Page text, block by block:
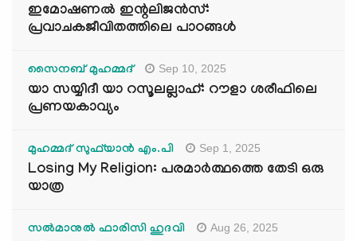
ഇമോഷണൽ ഇന്റലിജൻസ്:
പ്രവാചകജീവിതത്തിലെ പാഠങ്ങൾ
സൈനബ് മുഹമ്മദ് Sep 10, 2025
യാ സയ്യിദീ യാ റസൂലല്ലാഹ്: റൗളാ ശരീഫിലെ
പ്രണയകാവ്യം
മുഹമ്മദ് സുഫ്‌യാൻ എം.പി Sep 1, 2025
Losing My Religion: പരമാർത്ഥത്തെ തേടി ഒരു
യാത്ര
സൽമാനുൽ ഫാരിസി ഹുദവി Aug 26, 2025